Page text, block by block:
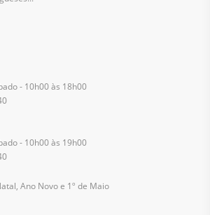
- 10h00 às 18h00
- 10h00 às 19h00
Ano Novo e 1º de Maio